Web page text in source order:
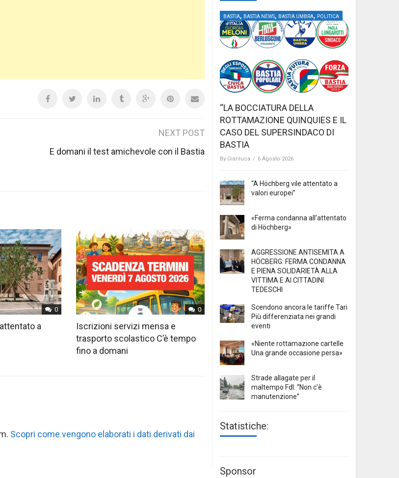
NEXT POST
E domani il test amichevole con il Bastia
0
a
0
Iscrizioni servizi mensa e
trasporto scolastico C’è tempo
fino a domani
Scopri come vengono elaborati i dati derivati dai
BASTIA, BASTIA NEWS, BASTIA UMBRA, POLITICA
“LA BOCCIATURA DELLA
ROTTAMAZIONE QUINQUIES E IL
CASO DEL SUPERSINDACO DI
BASTIA
By Gianluca / 6 Agosto 2026
“A Höchberg vile attentato a
valori europei”
«Ferma condanna all’attentato
di Höchberg»
AGGRESSIONE ANTISEMITA A
HÖCBERG: FERMA CONDANNA
E PIENA SOLIDARIETÀ ALLA
VITTIMA E AI CITTADINI
TEDESCHI
Scendono ancora le tariffe Tari
Più differenziata nei grandi
eventi
«Niente rottamazione cartelle
Una grande occasione persa»
Strade allagate per il
maltempo FdI: “Non c’è
manutenzione”
Statistiche:
Sponsor